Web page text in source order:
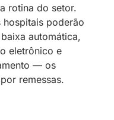
rotina do setor.
hospitais poderão
automática,
eletrônico e
— os
remessas.